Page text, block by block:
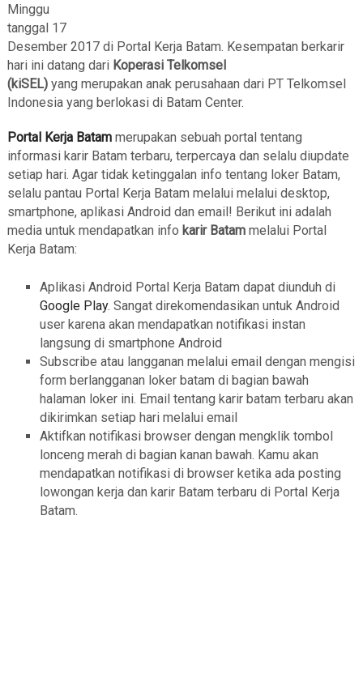
Minggu
tanggal 17
Desember 2017 di Portal Kerja Batam. Kesempatan berkarir
hari ini datang dari Koperasi Telkomsel
(kiSEL)yang merupakan anak perusahaan dari PT Telkomsel
Indonesia yang berlokasi di Batam Center.
Portal Kerja Batammerupakan sebuah portal tentang
informasi karir Batam terbaru, terpercaya dan selalu diupdate
setiap hari. Agar tidak ketinggalan info tentang loker Batam,
selalu pantau Portal Kerja Batam melalui melalui desktop,
smartphone, aplikasi Android dan email! Berikut ini adalah
media untuk mendapatkan info karir Batammelalui Portal
Kerja Batam:
Aplikasi Android Portal Kerja Batam dapat diunduh di
Google Play. Sangat direkomendasikan untuk Android
user karena akan mendapatkan notifikasi instan
langsung di smartphone Android
Subscribe atau langganan melalui email dengan mengisi
form berlangganan loker batam di bagian bawah
halaman loker ini. Email tentang karir batam terbaru akan
dikirimkan setiap hari melalui email
Aktifkan notifikasi browser dengan mengklik tombol
lonceng merah di bagian kanan bawah. Kamu akan
mendapatkan notifikasi di browser ketika ada posting
lowongan kerja dan karir Batam terbaru di Portal Kerja
Batam.